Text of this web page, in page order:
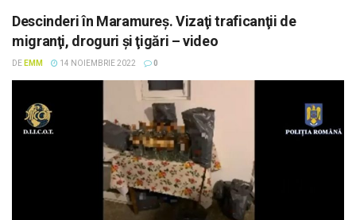
Descinderi în Maramureş. Vizaţi traficanţii de
migranţi, droguri şi ţigări – video
DE EMM 14 NOIEMBRIE 2022 0